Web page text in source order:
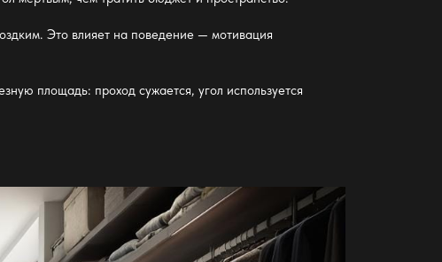
Это влияет на поведение — мотивация
площадь: проход сужается, угол используется